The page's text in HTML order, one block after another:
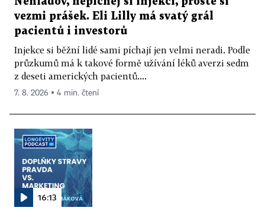
vezmi prášek. Eli Lilly má svatý grál
pacientů i investorů
Injekce si běžní lidé sami píchají jen velmi neradi. Podle
průzkumů má k takové formě užívání léků averzi sedm
z deseti amerických pacientů....
7. 8. 2026 ▪ 4 min. čtení
16:13